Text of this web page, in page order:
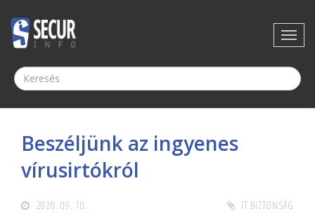
Beszéljünk az ingyenes
vírusirtókról
2020. 09. 10. IT BIZTONSÁG